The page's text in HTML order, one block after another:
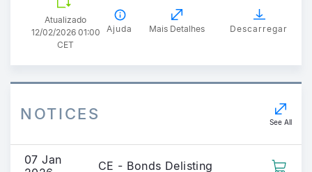
Atualizado
12/02/2026 01:00
CET
Ajuda Mais Detalhes Descarregar
NOTICES See All
07 Jan
CE - Bonds Delisting